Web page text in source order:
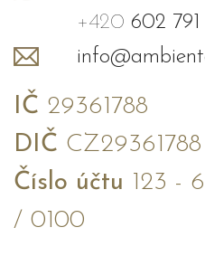
+420 602
IČ 29361788
DIČ CZ29361788
Číslo účtu 123 -
/ 0100